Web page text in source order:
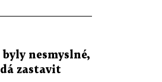
nesmyslné,
zastavit